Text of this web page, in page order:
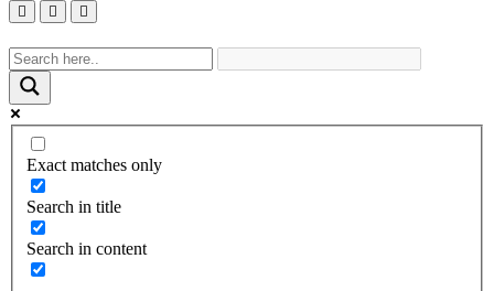
Exact matches only
Search in title
Search in content